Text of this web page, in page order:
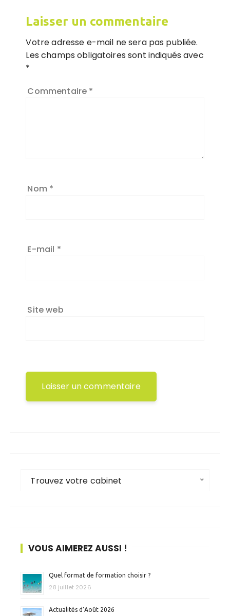
Laisser un commentaire
Votre adresse e-mail ne sera pas publiée.
Les champs obligatoires sont indiqués avec
*
Commentaire *
Nom *
E-mail *
Site web
Trouvez votre cabinet
VOUS AIMEREZ AUSSI !
Quel format de formation choisir ?
28 juillet 2026
Actualités d’Août 2026